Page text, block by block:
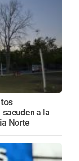
a la
Norte